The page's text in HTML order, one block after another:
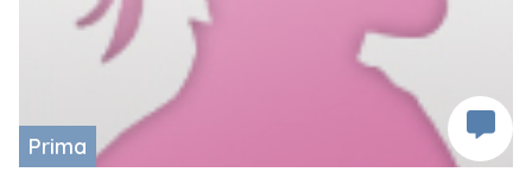
Prima